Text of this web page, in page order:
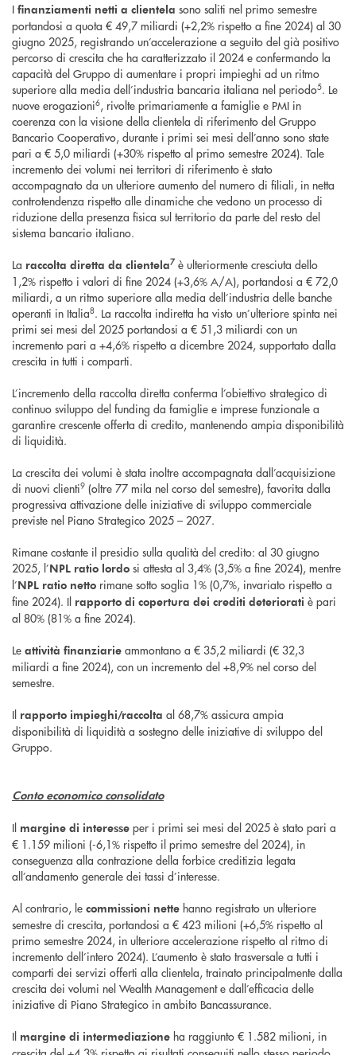
I finanziamenti netti a clientela sono saliti nel primo semestre
portandosi a quota € 49,7 miliardi (+2,2% rispetto a fine 2024) al 30
giugno 2025, registrando un’accelerazione a seguito del già positivo
percorso di crescita che ha caratterizzato il 2024 e confermando la
capacità del Gruppo di aumentare i propri impieghi ad un ritmo
superiore alla media dell’industria bancaria italiana nel periodo5. Le
nuove erogazioni6, rivolte primariamente a famiglie e PMI in
coerenza con la visione della clientela di riferimento del Gruppo
Bancario Cooperativo, durante i primi sei mesi dell’anno sono state
pari a € 5,0 miliardi (+30% rispetto al primo semestre 2024). Tale
incremento dei volumi nei territori di riferimento è stato
accompagnato da un ulteriore aumento del numero di filiali, in netta
controtendenza rispetto alle dinamiche che vedono un processo di
riduzione della presenza fisica sul territorio da parte del resto del
sistema bancario italiano.
La raccolta diretta da clientela7 è ulteriormente cresciuta dello
1,2% rispetto i valori di fine 2024 (+3,6% A/A), portandosi a € 72,0
miliardi, a un ritmo superiore alla media dell’industria delle banche
operanti in Italia8. La raccolta indiretta ha visto un’ulteriore spinta nei
primi sei mesi del 2025 portandosi a € 51,3 miliardi con un
incremento pari a +4,6% rispetto a dicembre 2024, supportato dalla
crescita in tutti i comparti.
L’incremento della raccolta diretta conferma l’obiettivo strategico di
continuo sviluppo del funding da famiglie e imprese funzionale a
garantire crescente offerta di credito, mantenendo ampia disponibilità
di liquidità.
La crescita dei volumi è stata inoltre accompagnata dall’acquisizione
di nuovi clienti9 (oltre 77 mila nel corso del semestre), favorita dalla
progressiva attivazione delle iniziative di sviluppo commerciale
previste nel Piano Strategico 2025 – 2027.
Rimane costante il presidio sulla qualità del credito: al 30 giugno
2025, l’NPL ratio lordo si attesta al 3,4% (3,5% a fine 2024), mentre
l’NPL ratio netto rimane sotto soglia 1% (0,7%, invariato rispetto a
fine 2024). Il rapporto di copertura dei crediti deteriorati è pari
al 80% (81% a fine 2024).
Le attività finanziarie ammontano a € 35,2 miliardi (€ 32,3
miliardi a fine 2024), con un incremento del +8,9% nel corso del
semestre.
Il rapporto impieghi/raccolta al 68,7% assicura ampia
disponibilità di liquidità a sostegno delle iniziative di sviluppo del
Gruppo.
Conto economico consolidato
Il margine di interesse per i primi sei mesi del 2025 è stato pari a
€ 1.159 milioni (-6,1% rispetto il primo semestre del 2024), in
conseguenza alla contrazione della forbice creditizia legata
all’andamento generale dei tassi d’interesse.
Al contrario, le commissioni nette hanno registrato un ulteriore
semestre di crescita, portandosi a € 423 milioni (+6,5% rispetto al
primo semestre 2024, in ulteriore accelerazione rispetto al ritmo di
incremento dell’intero 2024). L’aumento è stato trasversale a tutti i
comparti dei servizi offerti alla clientela, trainato principalmente dalla
crescita dei volumi nel Wealth Management e dall’efficacia delle
iniziative di Piano Strategico in ambito Bancassurance.
Il margine di intermediazione ha raggiunto € 1.582 milioni, in